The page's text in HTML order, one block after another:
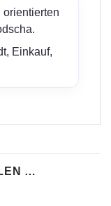
orientierten
Einkauf,
…